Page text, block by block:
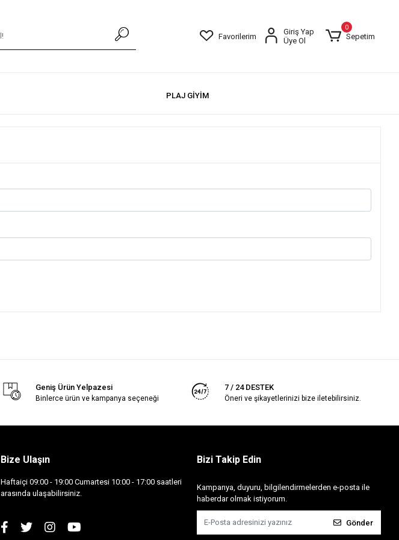
Favorilerim
Giriş Yap
Üye Ol
0
Sepetim
PLAJ GİYİM
Geniş Ürün Yelpazesi
Binlerce ürün ve kampanya seçeneği
7 / 24 DESTEK
Öneri ve şikayetlerinizi bize iletebilirsiniz.
Bize Ulaşın
Haftaiçi 09:00 - 19:00 Cumartesi 10:00 - 17:00 saatleri
arasında ulaşabilirsiniz.
Bizi Takip Edin
Kampanya, duyuru, bilgilendirmelerden e-posta ile
haberdar olmak istiyorum.
Gönder